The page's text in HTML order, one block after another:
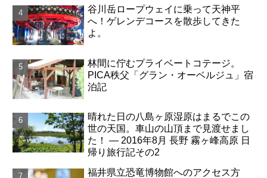
谷川岳ロープウェイに乗って天神平
へ！ゲレンデコースを散歩してきた
よ。
林間に佇むプライベートコテージ。
PICA秩父「グラン・オーベルジュ」宿
泊記
晴れた日の八島ヶ原湿原はまるでこの
世の天国。車山の山頂まで見渡せまし
た！ ― 2016年8月 長野 霧ヶ峰高原 日
帰り旅行記その2
福井県立恐竜博物館へのアクセス方